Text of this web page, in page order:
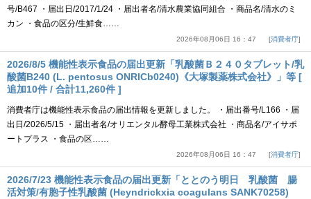
号/B467 ・届出日/2017/1/24 ・届出者名/清水農業協同組合 ・商品名/清水のミ
カン ・食品の区分/生鮮食……
2026年08月06日 16：47 消費者庁
2026/8/5 機能性表示食品の届出更新「乳酸菌Ｂ２４０タブレット/乳
酸菌B240 (L. pentosus ONRICb0240)《大塚製薬株式会社》」等 [
追加10件 / 合計11,260件 ]
消費者庁は機能性表示食品の届出情報を更新しました。 ・届出番号/L166 ・届
出日/2026/5/15 ・届出者名/オリエンタル酵母工業株式会社 ・商品名/アイサポ
ートプラス ・食品の区……
2026年08月06日 16：47 消費者庁
2026/7/23 機能性表示食品の届出更新「ととのう明日 乳酸菌 腸
活対策/有胞子性乳酸菌 (Heyndrickxia coagulans SANK70258)